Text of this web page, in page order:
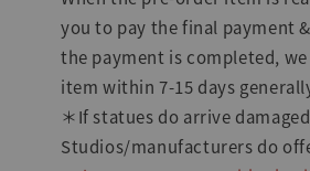
you to pay the final payment
the payment is completed,
item within 7-15 days
＊If statues do arrive
Studios/manufacturers do